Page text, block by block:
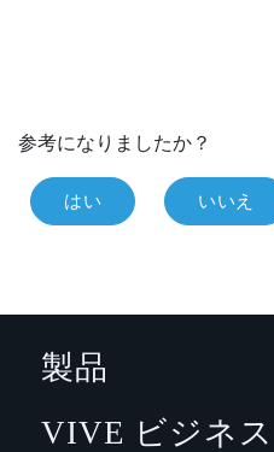
参考になりましたか？
はい いいえ
製品
VIVE ビジネス